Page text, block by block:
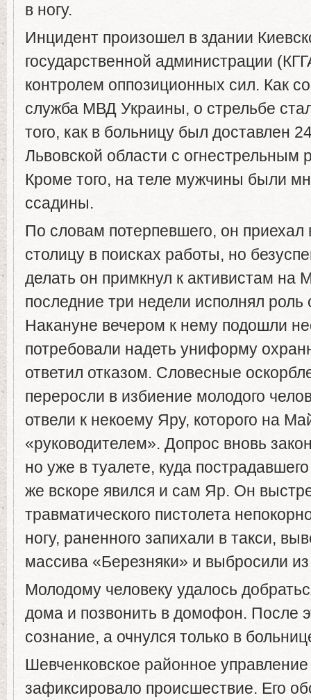
в ногу.
Инцидент произошел в здании
государственной администрации
контролем оппозиционных сил. Как
служба МВД Украины, о стрельбе
того, как в больницу был доставлен
Львовской области с огнестрельным
Кроме того, на теле мужчины были
ссадины.
По словам потерпевшего, он приехал
столицу в поисках работы, но
делать он примкнул к активистам на
последние три недели исполнял роль
Накануне вечером к нему подошли
потребовали надеть униформу
ответил отказом. Словесные
переросли в избиение молодого
отвели к некоему Яру, которого на
«руководителем». Допрос вновь
но уже в туалете, куда
же вскоре явился и сам Яр. Он
травматического пистолета
ногу, раненного запихали в такси,
массива «Березняки» и выбросили
Молодому человеку удалось
дома и позвонить в домофон. После
сознание, а очнулся только в
Шевченковское районное
зафиксировало происшествие. Его